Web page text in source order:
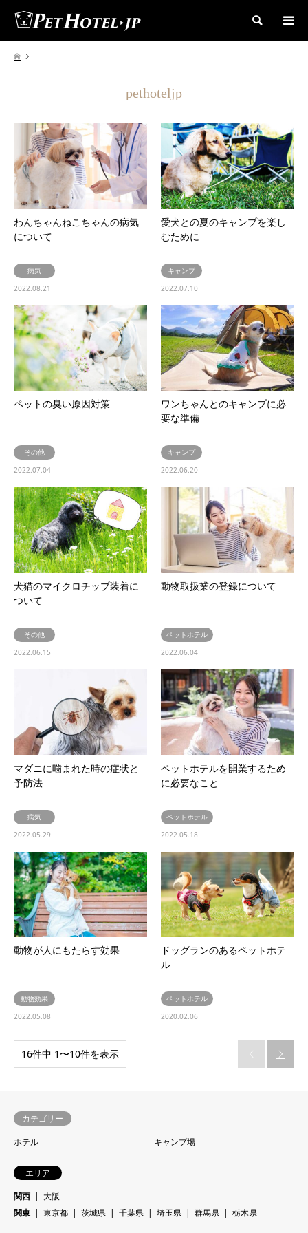
検索
pethoteljp
わんちゃんねこちゃんの病気
について
病気
2022.08.21
愛犬との夏のキャンプを楽し
むために
キャンプ
2022.07.10
ペットの臭い原因対策
その他
2022.07.04
ワンちゃんとのキャンプに必
要な準備
キャンプ
2022.06.20
犬猫のマイクロチップ装着に
ついて
その他
2022.06.15
動物取扱業の登録について
ペットホテル
2022.06.04
マダニに噛まれた時の症状と
予防法
病気
2022.05.29
ペットホテルを開業するため
に必要なこと
ペットホテル
2022.05.18
動物が人にもたらす効果
動物効果
2022.05.08
ドッグランのあるペットホテ
ル
ペットホテル
2020.02.06
16件中 1〜10件を表示  
カテゴリー
ホテル
キャンプ場
エリア
関西
大阪
関東
東京都 茨城県 千葉県 埼玉県 群馬県 栃木県